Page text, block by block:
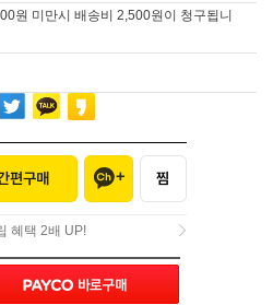
원 미만시 배송비 2,500원이 청구됩니
혜택 2배 UP!
혜택 2배 UP!